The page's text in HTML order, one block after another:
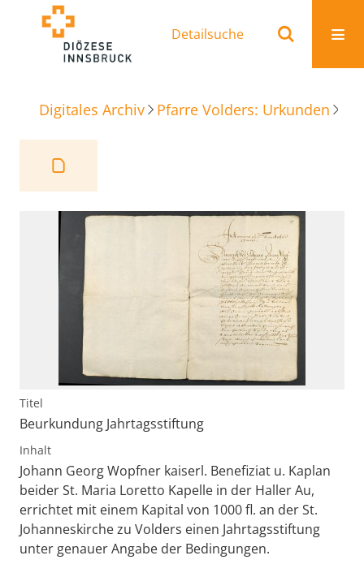
Detailsuche
Digitales Archiv Pfarre Volders: Urkunden
Titel
Beurkundung Jahrtagsstiftung
Inhalt
Johann Georg Wopfner kaiserl. Benefiziat u. Kaplan
beider St. Maria Loretto Kapelle in der Haller Au,
errichtet mit einem Kapital von 1000 fl. an der St.
Johanneskirche zu Volders einen Jahrtagsstiftung
unter genauer Angabe der Bedingungen.